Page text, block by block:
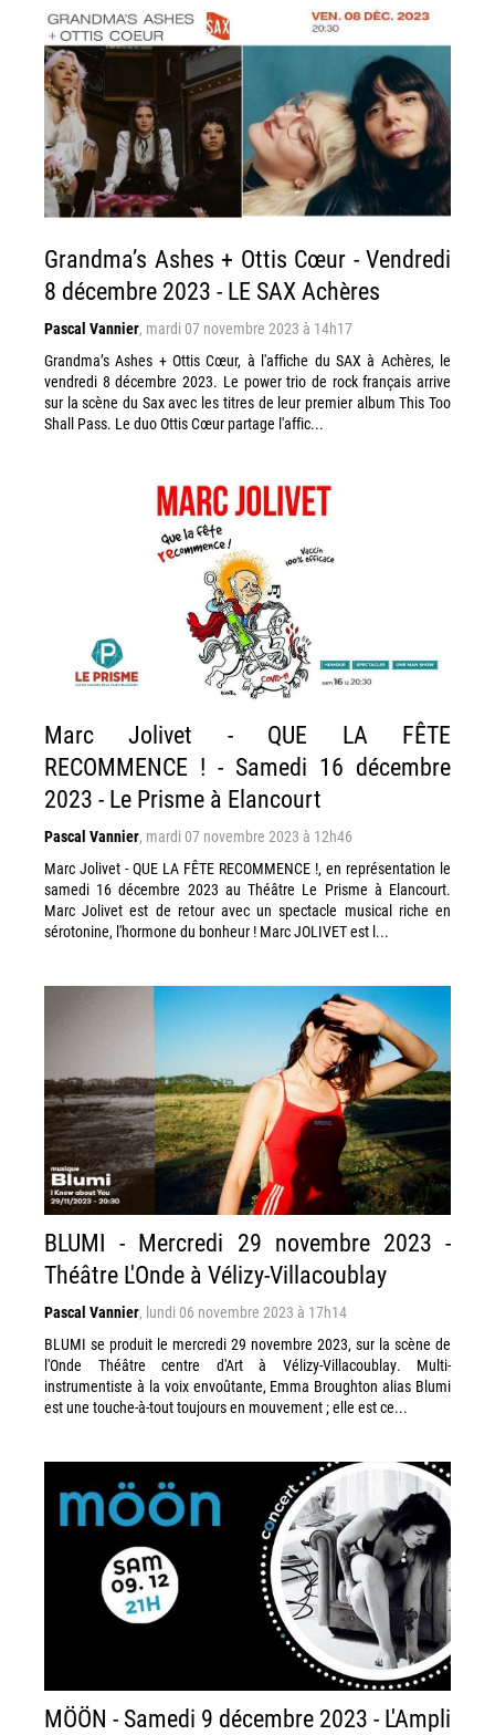
Grandma’s Ashes + Ottis Cœur - Vendredi
8 décembre 2023 - LE SAX Achères
Pascal Vannier, mardi 07 novembre 2023 à 14h17
Grandma’s Ashes + Ottis Cœur, à l'affiche du SAX à Achères, le
vendredi 8 décembre 2023. Le power trio de rock français arrive
sur la scène du Sax avec les titres de leur premier album This Too
Shall Pass. Le duo Ottis Cœur partage l'affic...
Marc Jolivet - QUE LA FÊTE
RECOMMENCE ! - Samedi 16 décembre
2023 - Le Prisme à Elancourt
Pascal Vannier, mardi 07 novembre 2023 à 12h46
Marc Jolivet - QUE LA FÊTE RECOMMENCE !, en représentation le
samedi 16 décembre 2023 au Théâtre Le Prisme à Elancourt.
Marc Jolivet est de retour avec un spectacle musical riche en
sérotonine, l'hormone du bonheur ! Marc JOLIVET est l...
BLUMI - Mercredi 29 novembre 2023 -
Théâtre L'Onde à Vélizy-Villacoublay
Pascal Vannier, lundi 06 novembre 2023 à 17h14
BLUMI se produit le mercredi 29 novembre 2023, sur la scène de
l'Onde Théâtre centre d'Art à Vélizy-Villacoublay. Multi-
instrumentiste à la voix envoûtante, Emma Broughton alias Blumi
est une touche-à-tout toujours en mouvement ; elle est ce...
MÖÖN - Samedi 9 décembre 2023 - L'Ampli